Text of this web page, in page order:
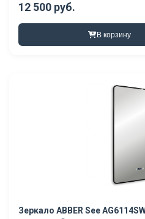
12 500 руб.
В корзину
Зеркало ABBER See